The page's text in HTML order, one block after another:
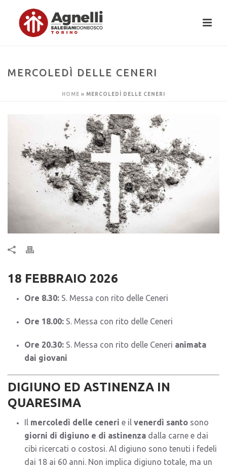
MERCOLEDÌ DELLE CENERI
HOME » MERCOLEDÌ DELLE CENERI
18 FEBBRAIO 2026
Ore 8.30:S. Messa con rito delle Ceneri
Ore 18.00:S. Messa con rito delle Ceneri
Ore 20.30:S. Messa con rito delle Ceneri animata
dai giovani
DIGIUNO ED ASTINENZA IN
QUARESIMA
Il mercoledì delle ceneri e il venerdì santosono
giorni di digiuno e di astinenzadalla carne e dai
cibi ricercati o costosi. Al digiuno sono tenuti i fedeli
dai 18 ai 60 anni. Non implica digiuno totale, ma un